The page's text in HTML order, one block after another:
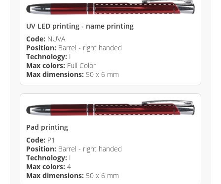
UV LED printing - name printing
Code: NUVA
Position: Barrel - right handed
Technology: I
Max colors: Full Color
Max dimensions: 50 x 6 mm
Pad printing
Code: P1
Position: Barrel - right handed
Technology: I
Max colors: 4
Max dimensions: 50 x 6 mm